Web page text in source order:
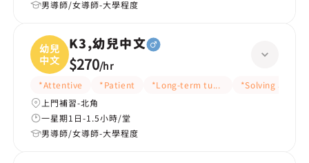
男導師/女導師-大學程度
幼兒
中文
K3,幼兒中文
$270/hr
*Attentive *Patient *Long-term tutoring
*Solving
上門補習-北角
一星期1日-1.5小時/堂
男導師/女導師-大學程度